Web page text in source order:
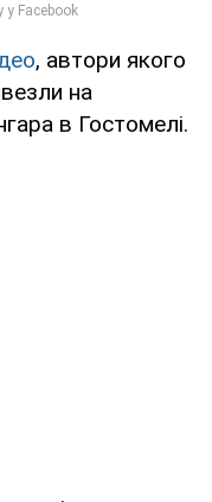
, автори якого
на
в Гостомелі.